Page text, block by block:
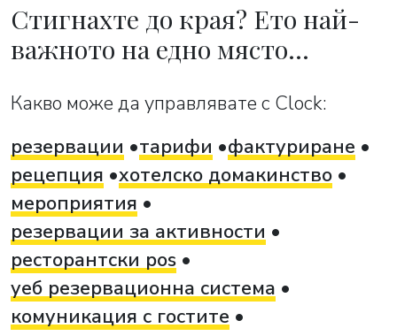
Стигнахте до края? Ето най-
важното на едно място…
Какво може да управлявате с Clock:
резервации
тарифи
фактуриране
рецепция хотелско домакинство
мероприятия
резервации за активности
ресторантски pos
уеб резервационна система
комуникация с гостите